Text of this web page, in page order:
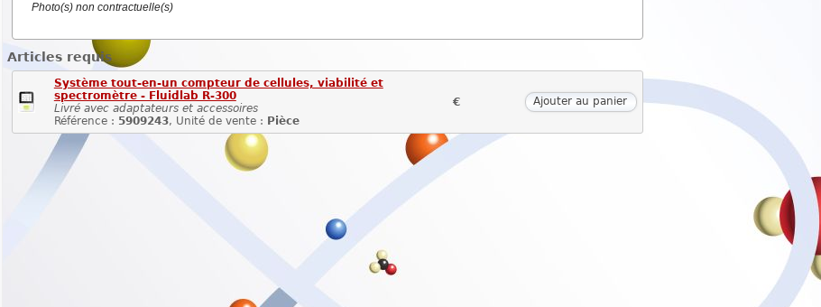
Photo(s) non contractuelle(s)
Articles requis
Système tout-en-un compteur de cellules, viabilité et
spectromètre - Fluidlab R-300
Livré avec adaptateurs et accessoires
Référence : 5909243, Unité de vente : Pièce
€ Ajouter au panier